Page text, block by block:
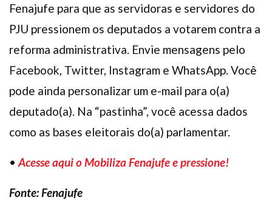
Fenajufe para que as servidoras e servidores do
PJU pressionem os deputados a votarem contra a
reforma administrativa. Envie mensagens pelo
Facebook, Twitter, Instagram e WhatsApp. Você
pode ainda personalizar um e-mail para o(a)
deputado(a). Na “pastinha”, você acessa dados
como as bases eleitorais do(a) parlamentar.
• Acesse aqui o Mobiliza Fenajufe e pressione!
Fonte: Fenajufe